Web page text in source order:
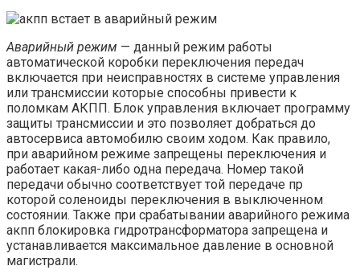
Аварийный режим — данный режим работы
автоматической коробки переключения передач
включается при неисправностях в системе управления
или трансмиссии которые способны привести к
поломкам АКПП. Блок управления включает программу
защиты трансмиссии и это позволяет добраться до
автосервиса автомобилю своим ходом. Как правило,
при аварийном режиме запрещены переключения и
работает какая-либо одна передача. Номер такой
передачи обычно соответствует той передаче пр
которой соленоиды переключения в выключенном
состоянии. Также при срабатывании аварийного режима
акпп блокировка гидротрансформатора запрещена и
устанавливается максимальное давление в основной
магистрали.